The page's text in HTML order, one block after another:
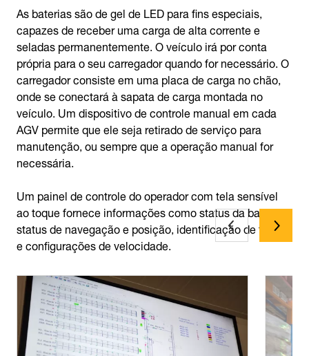
As baterias são de gel de LED para fins especiais,
capazes de receber uma carga de alta corrente e
seladas permanentemente. O veículo irá por conta
própria para o seu carregador quando for necessário. O
carregador consiste em uma placa de carga no chão,
onde se conectará à sapata de carga montada no
veículo. Um dispositivo de controle manual em cada
AGV permite que ele seja retirado de serviço para
manutenção, ou sempre que a operação manual for
necessária.
Um painel de controle do operador com tela sensível
ao toque fornece informações como status da bateria,
status de navegação e posição, identificação de falhas
e configurações de velocidade.